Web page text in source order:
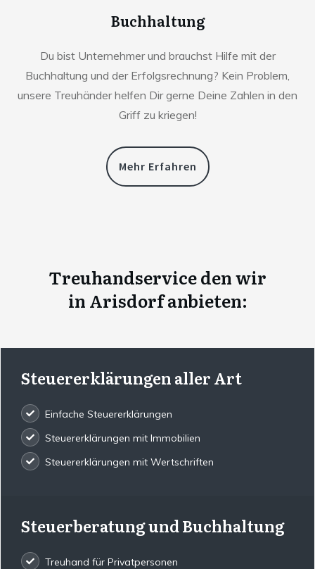
Buchhaltung
Du bist Unternehmer und brauchst Hilfe mit der
Buchhaltung und der Erfolgsrechnung? Kein Problem,
unsere Treuhänder helfen Dir gerne Deine Zahlen in den
Griff zu kriegen!
Mehr Erfahren
Treuhandservice den wir
in Arisdorf anbieten:
Steuererklärungen aller Art
Einfache Steuererklärungen
Steuererklärungen mit Immobilien
Steuererklärungen mit Wertschriften
Steuerberatung und Buchhaltung
Treuhand für Privatpersonen